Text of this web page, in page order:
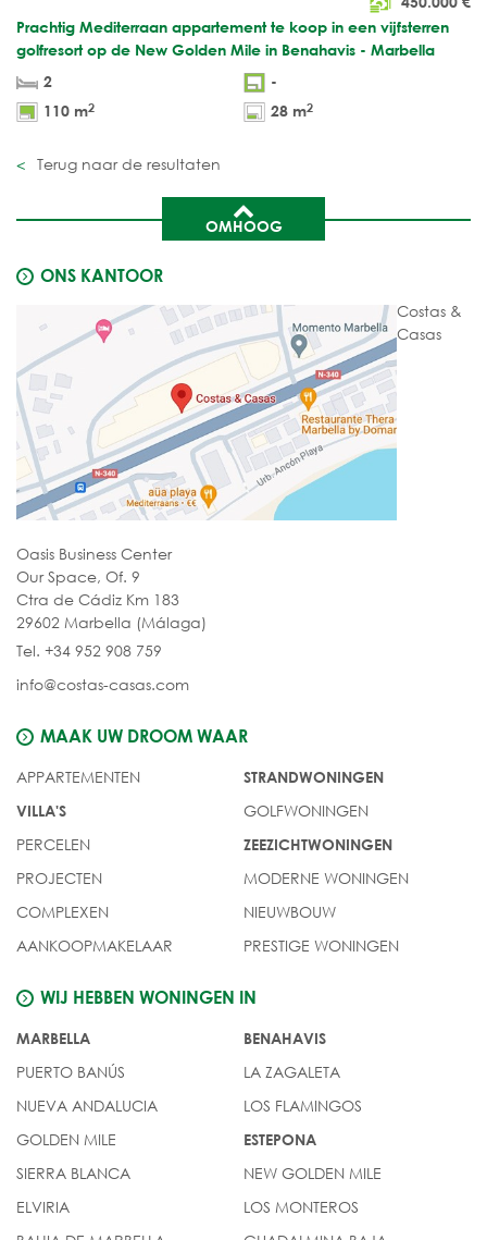
Prachtig Mediterraan appartement te koop in een vijfsterren
golfresort op de New Golden Mile in Benahavis - Marbella
2
-
110 m2 28 m2
Terug naar de resultaten
OMHOOG
ONS KANTOOR
Costas &
Casas
Oasis Business Center
Our Space, Of. 9
Ctra de Cádiz Km 183
29602 Marbella (Málaga)
Tel. +34 952 908 759
info@costas-casas.com
MAAK UW DROOM WAAR
APPARTEMENTEN
VILLA'S
PERCELEN
PROJECTEN
COMPLEXEN
AANKOOPMAKELAAR
STRANDWONINGEN
GOLFWONINGEN
ZEEZICHTWONINGEN
MODERNE WONINGEN
NIEUWBOUW
PRESTIGE WONINGEN
WIJ HEBBEN WONINGEN IN
MARBELLA
PUERTO BANÚS
NUEVA ANDALUCIA
GOLDEN MILE
SIERRA BLANCA
ELVIRIA
BENAHAVIS
LA ZAGALETA
LOS FLAMINGOS
ESTEPONA
NEW GOLDEN MILE
LOS MONTEROS